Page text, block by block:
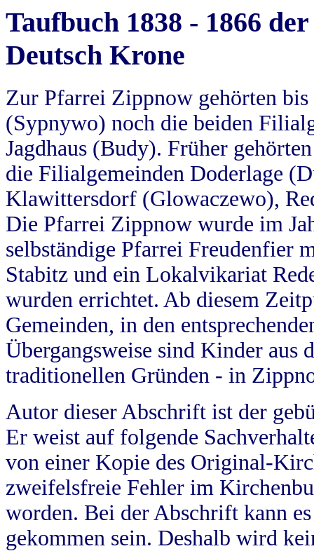
Taufbuch 1838 - 1866
Deutsch Krone
Zur Pfarrei Zippnow gehörten
(Sypnywo) noch die beiden
Jagdhaus (Budy). Früher
die Filialgemeinden Doderlage
Klawittersdorf (Glowaczewo),
Die Pfarrei Zippnow wurde im
selbständige Pfarrei Freudenfier
Stabitz und ein Lokalvikariat
wurden errichtet. Ab diesem
Gemeinden, in den
Übergangsweise sind Kinder aus
traditionellen Gründen - in
Autor dieser Abschrift ist der
Er weist auf folgende
von einer Kopie des Original-
zweifelsfreie Fehler im
worden. Bei der Abschrift kann
gekommen sein. Deshalb wird